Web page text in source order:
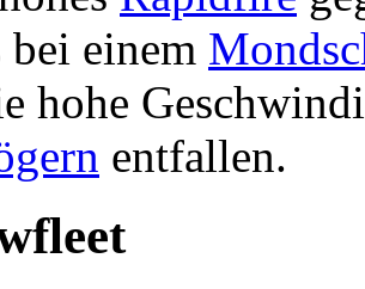
bei einem
hohe
entfallen.